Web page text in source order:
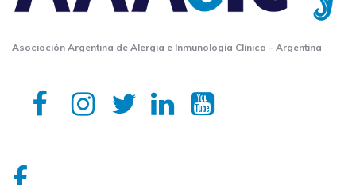
Asociación Argentina de Alergia e Inmunología Clínica - Argentina